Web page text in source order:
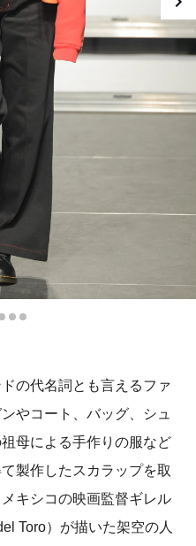
の代名詞とも言えるファ
やコート、バッグ、シュ
母による手作りの服など
製作したスカラップを取
キシコの映画監督ギレル
Toro）が描いた架空の人